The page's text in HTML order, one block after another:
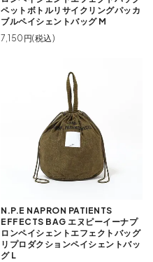
ペットボトルリサイクリングパッカ
ブルペイシェントバッグ M
7,150円(税込)
N.P.E NAPRON PATIENTS
EFFECTS BAG エヌピーイーナプ
ロンペイシェントエフェクトバッグ
リプロダクションペイシェントバッ
グ L